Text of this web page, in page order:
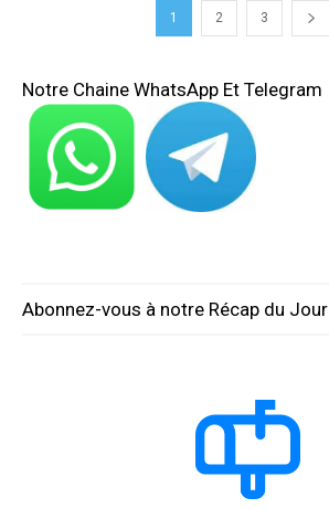
1 2 3
Notre Chaine WhatsApp Et Telegram
Abonnez-vous à notre Récap du Jour